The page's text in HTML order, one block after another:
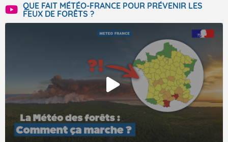
QUE FAIT MÉTÉO-FRANCE POUR PRÉVENIR LES
FEUX DE FORÊTS ?